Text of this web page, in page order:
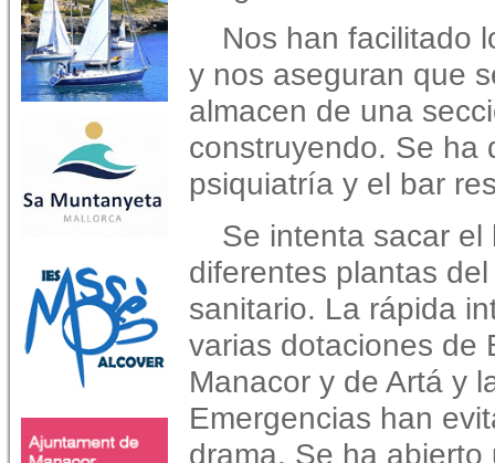
Nos han facilitado
y nos aseguran que
almacen de una
construyendo. Se ha
psiquiatría y el bar
Se intenta sacar el
diferentes plantas
sanitario. La rápida
varias dotaciones de
Manacor y de Artá y
Emergencias han
drama. Se ha